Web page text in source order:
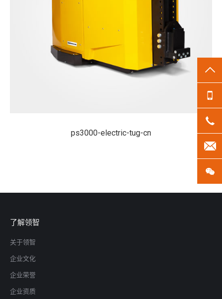
ps3000-electric-tug-cn
了解领智
关于领智
企业文化
企业荣誉
企业资质
微